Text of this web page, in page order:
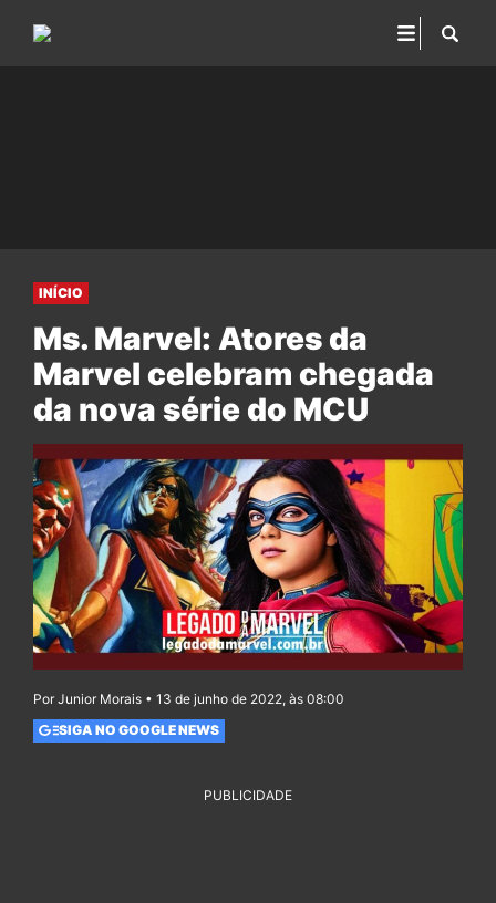
INÍCIO
Ms. Marvel: Atores da
Marvel celebram chegada
da nova série do MCU
Por Junior Morais • 13 de junho de 2022, às 08:00
SIGA NO GOOGLE NEWS
PUBLICIDADE